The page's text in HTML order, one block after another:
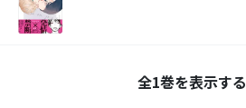
全1巻を表示する